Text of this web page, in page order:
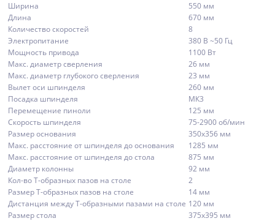
Ширина
550 мм
Длина
670 мм
Количество скоростей
8
Электропитание
380 В ~50 Гц
Мощность привода
1100 Вт
Макс. диаметр сверления
26 мм
Макс. диаметр глубокого сверления
23 мм
Вылет оси шпинделя
260 мм
Посадка шпинделя
МК3
Перемещение пиноли
125 мм
Скорость шпинделя
75-2900 об/мин
Размер основания
350х356 мм
Макс. расстояние от шпинделя до основания
1285 мм
Макс. расстояние от шпинделя до стола
875 мм
Диаметр колонны
92 мм
Кол-во T-образных пазов на столе
2
Размер T-образных пазов на столе
14 мм
Дистанция между Т-образными пазами на столе 120 мм
Размер стола
375х395 мм